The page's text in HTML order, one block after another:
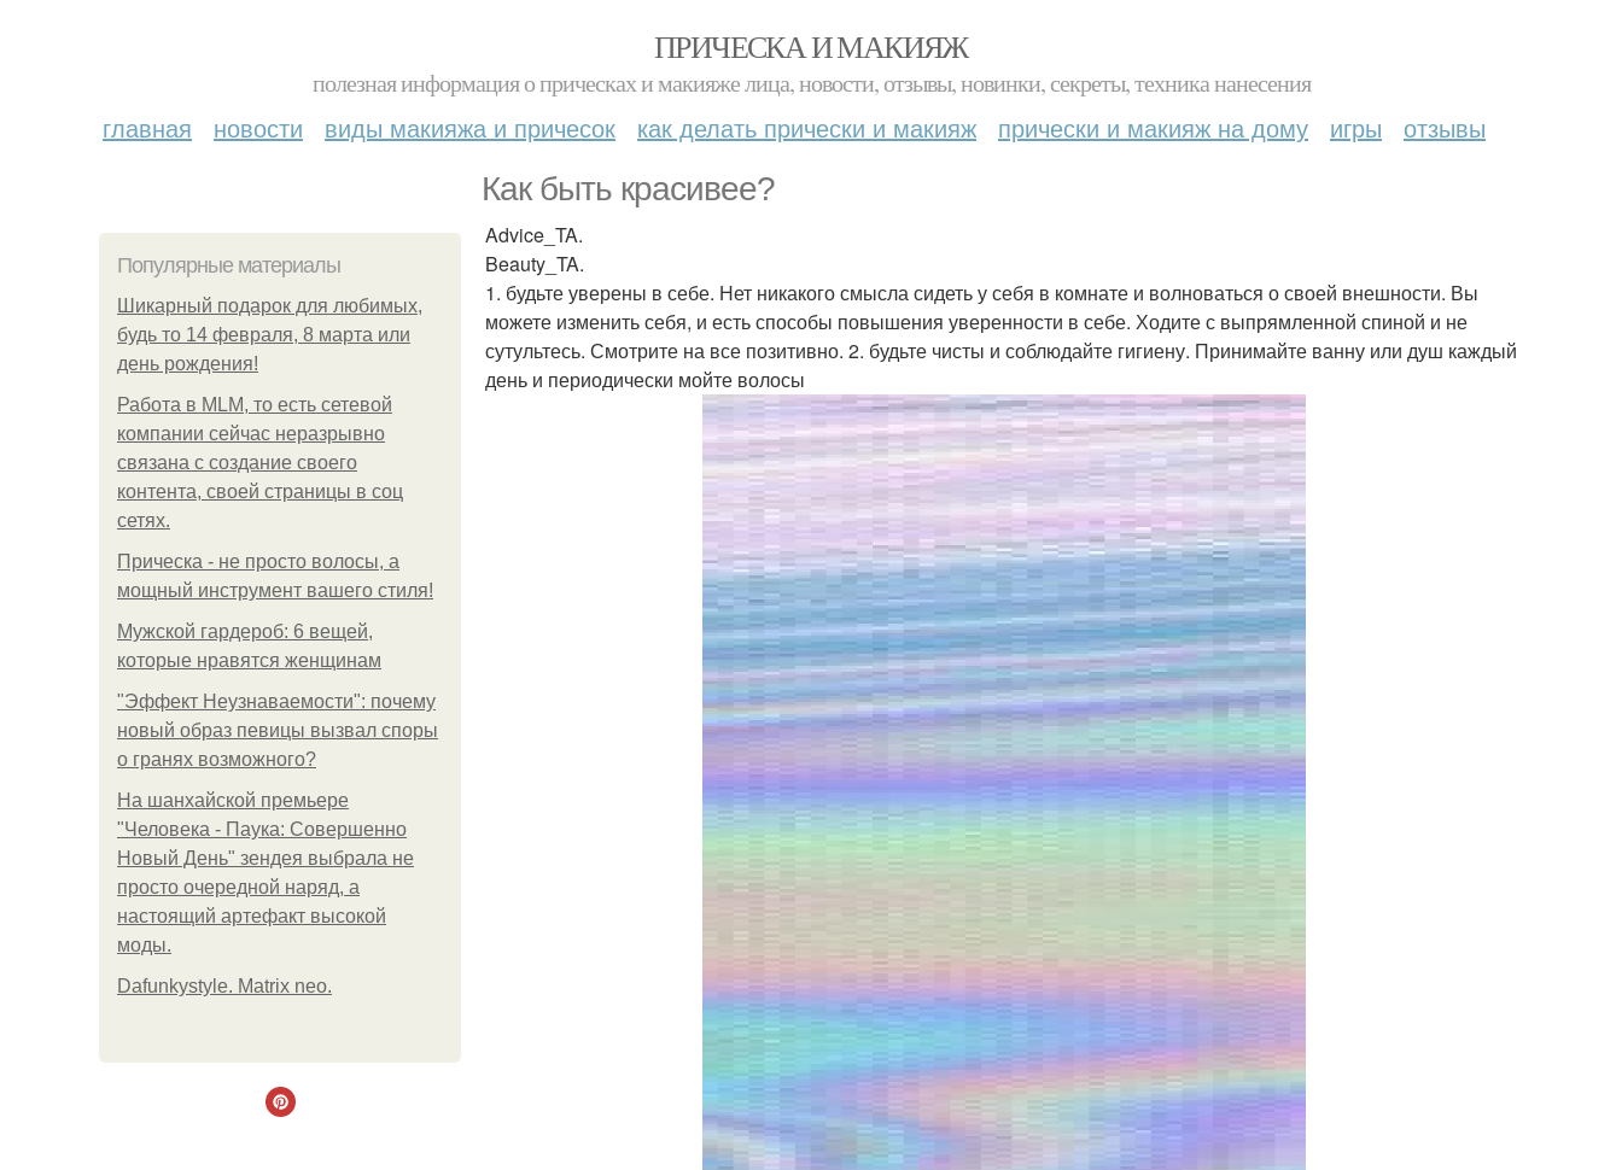
ПРИЧЕСКА И МАКИЯЖ
полезная информация о прическах и макияже лица, новости, отзывы, новинки, секреты, техника нанесения
главная новости виды макияжа и причесок как делать прически и макияж прически и макияж на дому игры отзывы
Как быть красивее?
Популярные материалы
Шикарный подарок для любимых,
будь то 14 февраля, 8 марта или
день рождения!
Работа в MLM, то есть сетевой
компании сейчас неразрывно
связана с создание своего
контента, своей страницы в соц
сетях.
Прическа - не просто волосы, а
мощный инструмент вашего стиля!
Мужской гардероб: 6 вещей,
которые нравятся женщинам
"Эффект Неузнаваемости": почему
новый образ певицы вызвал споры
о гранях возможного?
На шанхайской премьере
"Человека - Паука: Совершенно
Новый День" зендея выбрала не
просто очередной наряд, а
настоящий артефакт высокой
моды.
Dafunkystyle. Matrix neo.
Advice_TA.
Beauty_TA.
1. будьте уверены в себе. Нет никакого смысла сидеть у себя в комнате и волноваться о своей внешности. Вы
можете изменить себя, и есть способы повышения уверенности в себе. Ходите с выпрямленной спиной и не
сутультесь. Смотрите на все позитивно. 2. будьте чисты и соблюдайте гигиену. Принимайте ванну или душ каждый
день и периодически мойте волосы